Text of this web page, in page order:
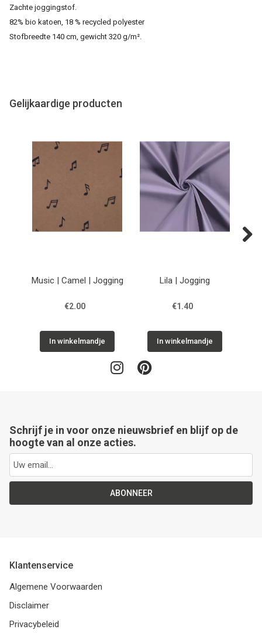
Zachte joggingstof.
82% bio katoen, 18 % recycled polyester
Stofbreedte 140 cm, gewicht 320 g/m².
Gelijkaardige producten
Music | Camel | Jogging
€2.00
In winkelmandje
Lila | Jogging
€1.40
In winkelmandje
Schrijf je in voor onze nieuwsbrief en blijf op de
hoogte van al onze acties.
ABONNEER
Klantenservice
Algemene Voorwaarden
Disclaimer
Privacybeleid